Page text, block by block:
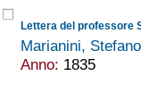
Marianini,
Anno: 1835